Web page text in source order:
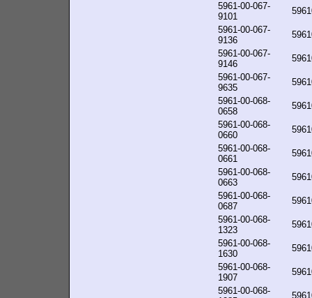
5961-00-067-
9101
5961-00-067-
9136
5961-00-067-
9146
5961-00-067-
9635
5961-00-068-
0658
5961-00-068-
0660
5961-00-068-
0661
5961-00-068-
0663
5961-00-068-
0687
5961-00-068-
1323
5961-00-068-
1630
5961-00-068-
1907
5961-00-068-